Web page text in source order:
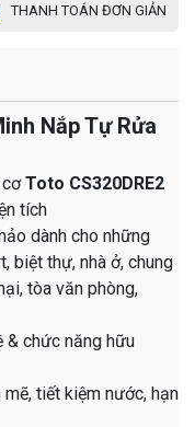
THANH TOÁN ĐƠN GIẢN
Nắp Tự Rửa
cơToto CS320DRE2
tích
dành cho những
biệt thự, nhà ở, chung
tòa văn phòng,
& chức năng hữu
tiết kiệm nước, hạn